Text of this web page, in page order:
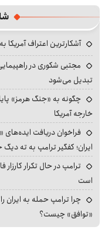
آشکارترین اعتراف آمریکا
مجتبی شکوری در
تبدیل می‌شود
چگونه به «جنگ هرمز»
خارجه آمریکا
فراخوان دریافت ایده‌های
ایران؛ کفگیر ترامپ به ته دیگ
ترامپ در حال تکرار کارزار
است
چرا ترامپ حمله به ایران
«توافق» چیست؟